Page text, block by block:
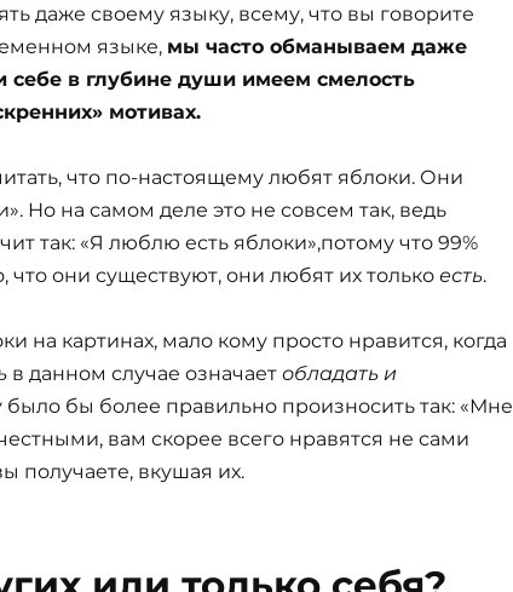
даже своему языку, всему, что вы говорите
языке, мы часто обманываем даже
себе в глубине души имеем смелость
мотивах.
что по-настоящему любят яблоки. Они
Но на самом деле это не совсем так, ведь
так: «Я люблю есть яблоки»,потому что 99%
они существуют, они любят их только есть.
на картинах, мало кому просто нравится, когда
в данном случае означает обладать и
было бы более правильно произносить так: «Мне
вам скорее всего нравятся не сами
получаете, вкушая их.